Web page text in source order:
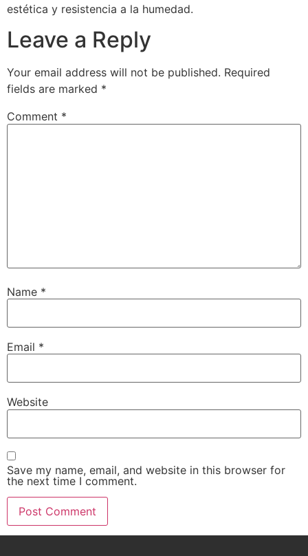
estética y resistencia a la humedad.
Leave a Reply
Your email address will not be published. Required
fields are marked *
Comment *
Name *
Email *
Website
Save my name, email, and website in this browser for
the next time I comment.